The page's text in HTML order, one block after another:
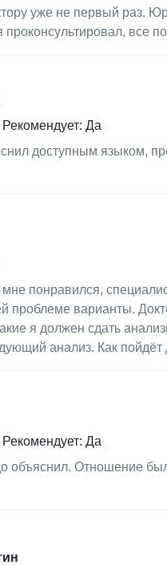
уже не первый раз.
все
Рекомендует: Да
доступным языком,
понравился,
проблеме варианты.
я должен сдать
анализ. Как
Рекомендует: Да
объяснил. Отношение